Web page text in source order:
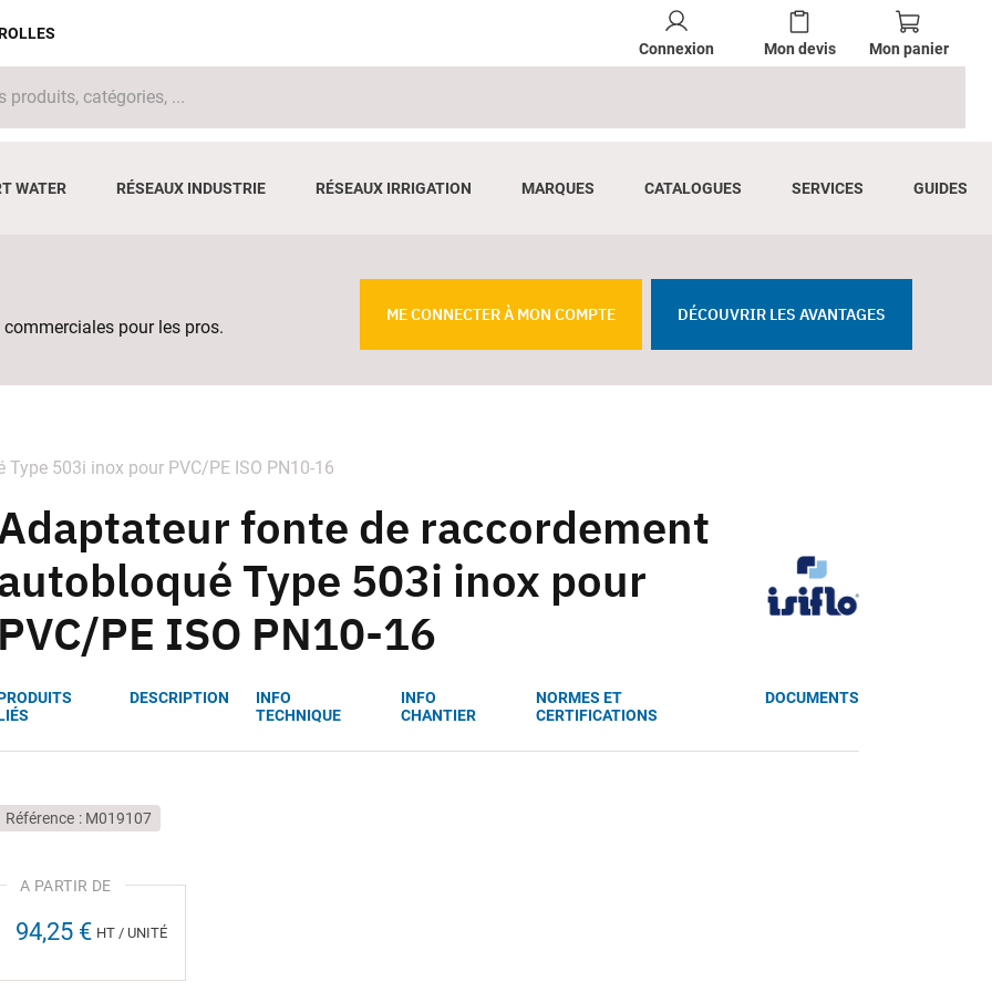
Connexion Mon devis Mon panier
WATER RÉSEAUX INDUSTRIE RÉSEAUX IRRIGATION MARQUES CATALOGUES SERVICES GUIDES
pour les pros.
ME CONNECTER À MON COMPTE DÉCOUVRIR LES AVANTAGES
503i inox pour PVC/PE ISO PN10-16
fonte de raccordement
Type 503i inox pour
PVC/PE ISO PN10-16
DESCRIPTION
INFO
TECHNIQUE
INFO
CHANTIER
NORMES ET
CERTIFICATIONS
DOCUMENTS
Référence M019107
94,25 € HT / UNITÉ